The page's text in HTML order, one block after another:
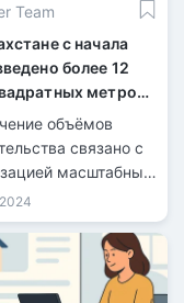
Team
с начала
более 12
метров
объёмов
связано с
масштабных
в сфере жилья